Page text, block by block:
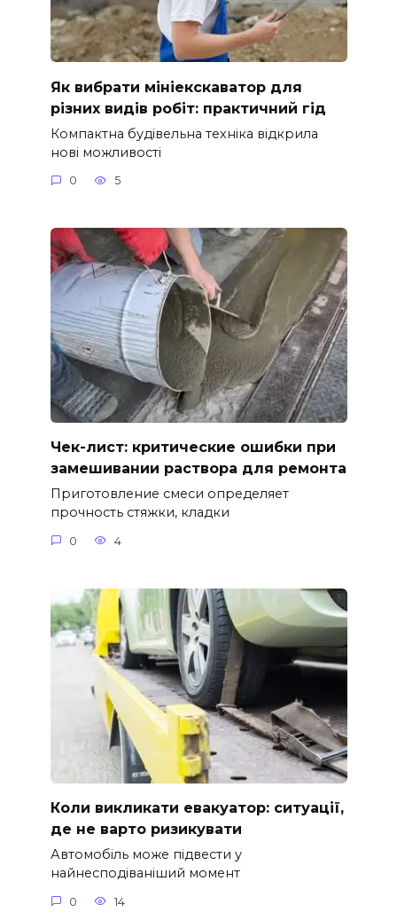
Як вибрати мініекскаватор для
різних видів робіт: практичний гід
Компактна будівельна техніка відкрила
нові можливості
0 5
Чек-лист: критические ошибки при
замешивании раствора для ремонта
Приготовление смеси определяет
прочность стяжки, кладки
0 4
Коли викликати евакуатор: ситуації,
де не варто ризикувати
Автомобіль може підвести у
найнесподіваніший момент
0 14